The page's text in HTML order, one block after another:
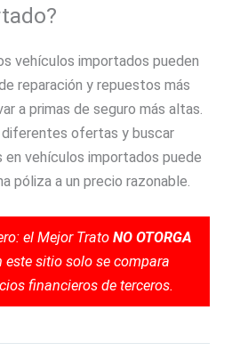
vehículos importados pueden
reparación y repuestos más
a primas de seguro más altas.
diferentes ofertas y buscar
en vehículos importados puede
póliza a un precio razonable.
el Mejor Trato NO OTORGA
este sitio solo se compara
financieros de terceros.